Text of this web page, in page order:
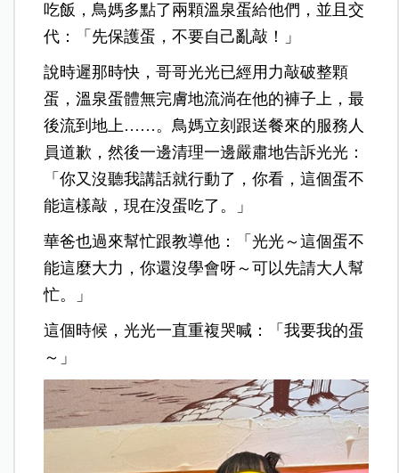
吃飯，鳥媽多點了兩顆溫泉蛋給他們，並且交
代：「先保護蛋，不要自己亂敲！」
說時遲那時快，哥哥光光已經用力敲破整顆
蛋，溫泉蛋體無完膚地流淌在他的褲子上，最
後流到地上……。鳥媽立刻跟送餐來的服務人
員道歉，然後一邊清理一邊嚴肅地告訴光光：
「你又沒聽我講話就行動了，你看，這個蛋不
能這樣敲，現在沒蛋吃了。」
華爸也過來幫忙跟教導他：「光光～這個蛋不
能這麼大力，你還沒學會呀～可以先請大人幫
忙。」
這個時候，光光一直重複哭喊：「我要我的蛋
～」